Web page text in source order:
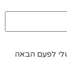
לפעם הבאה